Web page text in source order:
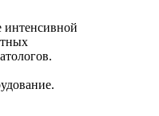
интенсивной